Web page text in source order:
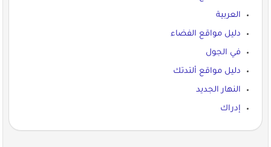
العربية
دليل مواقع الفضاء
في الجول
دليل مواقع ألتدتك
النهار الجديد
إدراك